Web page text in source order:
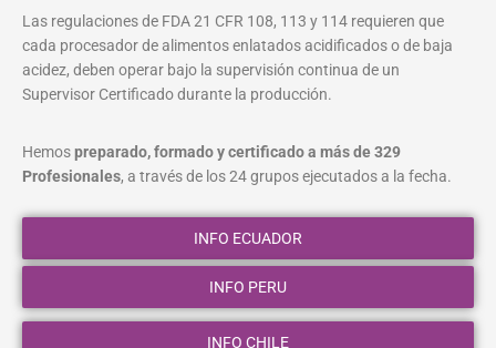
Las regulaciones de FDA 21 CFR 108, 113 y 114 requieren que
cada procesador de alimentos enlatados acidificados o de baja
acidez, deben operar bajo la supervisión continua de un
Supervisor Certificado durante la producción.
Hemospreparado, formado y certificado a más de 329
Profesionales, a través de los 24 grupos ejecutados a la fecha.
INFO ECUADOR
INFO PERU
INFO CHILE